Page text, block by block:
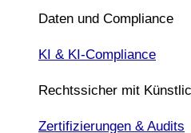
Daten und Compliance
KI & KI-Compliance
Rechtssicher mit
Zertifizierungen & Audits